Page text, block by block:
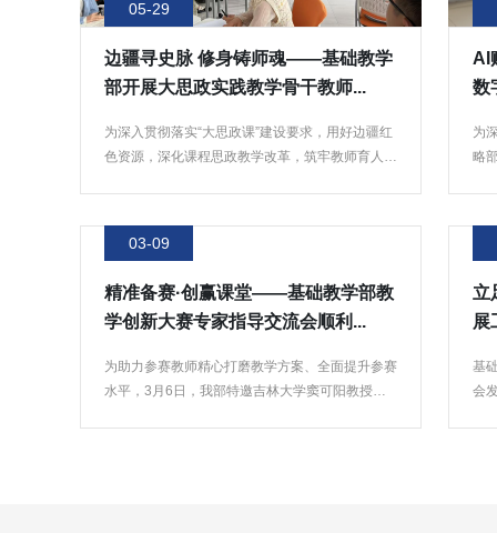
05-29
边疆寻史脉 修身铸师魂——基础教学
部开展大思政实践教学骨干教师...
为深入贯彻落实“大思政课”建设要求，用好边疆红
色资源，深化课程思政教学改革，筑牢教师育人初
AI
为
略
03-09
精准备赛·创赢课堂——基础教学部教
学创新大赛专家指导交流会顺利...
为助力参赛教师精心打磨教学方案、全面提升参赛
水平，3月6日，我部特邀吉林大学窦可阳教授开
立
展
基
会